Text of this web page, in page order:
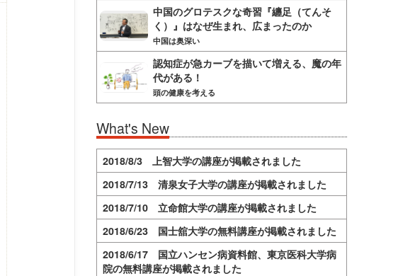
中国のグロテスクな奇習『纏足（てんそ
く）』はなぜ生まれ、広まったのか
中国は奥深い
認知症が急カーブを描いて増える、魔の年
代がある！
頭の健康を考える
What's New
2018/8/3 上智大学の講座が掲載されました
2018/7/13 清泉女子大学の講座が掲載されました
2018/7/10 立命館大学の講座が掲載されました
2018/6/23 国士舘大学の無料講座が掲載されました
2018/6/17 国立ハンセン病資料館、東京医科大学病
院の無料講座が掲載されました